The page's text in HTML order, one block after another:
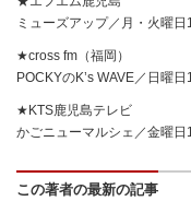
ミューズアップ／月・火曜日
★cross fm（福岡）
POCKYのK’s WAVE／日曜
★KTS鹿児島テレビ
かごニューマルシェ／金曜日
この著者の最新の記事